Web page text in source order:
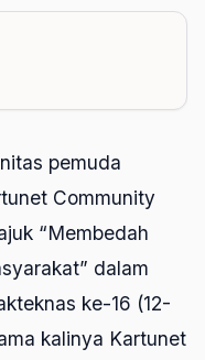
pemuda
Community
“Membedah
dalam
ke-16 (12-
kalinya Kartunet